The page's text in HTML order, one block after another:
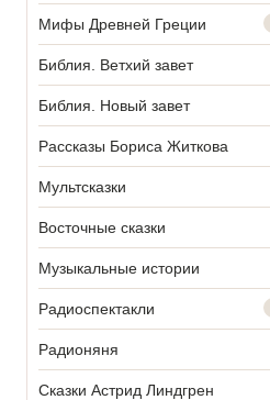
Мифы Древней Греции
Библия. Ветхий завет
Библия. Новый завет
Рассказы Бориса Житкова
Мультсказки
Восточные сказки
Музыкальные истории
Радиоспектакли
Радионяня
Сказки Астрид Линдгрен